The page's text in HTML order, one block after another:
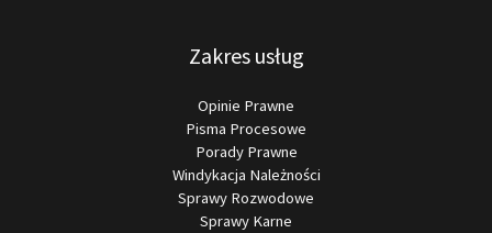
Zakres usług
Opinie Prawne
Pisma Procesowe
Porady Prawne
Windykacja Należności
Sprawy Rozwodowe
Sprawy Karne